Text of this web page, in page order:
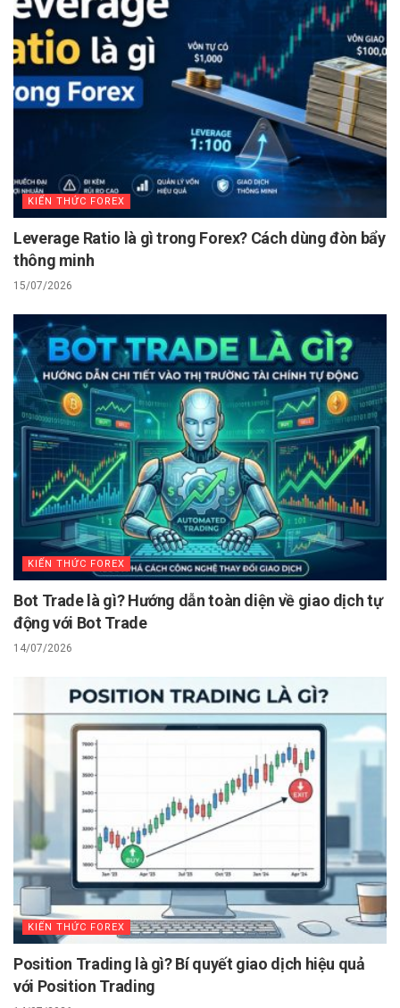
KIẾN THỨC FOREX
Leverage Ratio là gì trong Forex? Cách dùng đòn bẩy
thông minh
15/07/2026
KIẾN THỨC FOREX
Bot Trade là gì? Hướng dẫn toàn diện về giao dịch tự
động với Bot Trade
14/07/2026
KIẾN THỨC FOREX
Position Trading là gì? Bí quyết giao dịch hiệu quả
với Position Trading